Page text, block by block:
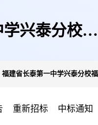
兴泰分校福
福建省长泰第一中学兴泰分校
重新招标 中标通知